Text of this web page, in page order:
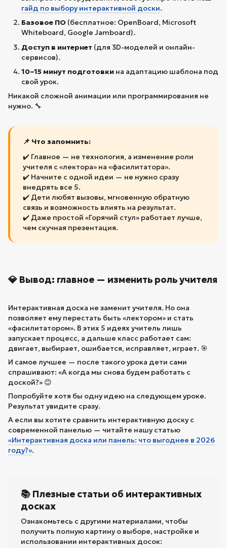
гайд по выбору интерактивной доски.
Базовое ПО (бесплатное: OpenBoard, Microsoft
Whiteboard, Google Jamboard).
Доступ в интернет (для 3D-моделей и онлайн-
сервисов).
10–15 минут подготовки на адаптацию шаблона под
свой урок.
Никакой сложной анимации или программирования не
нужно. 🔧
📌 Что запомнить:
✔️ Главное — не технология, а изменение роли
учителя с «лектора» на «фасилитатора».
✔️ Начните с одной идеи — не нужно сразу
внедрять все 5.
✔️ Дети любят вызовы, мгновенную обратную
связь и возможность влиять на результат.
✔️ Даже простой «Горячий стул» работает лучше,
чем скучная презентация.
💎 Вывод: главное — изменить роль учителя
Интерактивная доска не заменит учителя. Но она
позволяет ему перестать быть «лектором» и стать
«фасилитатором». В этих 5 идеях учитель лишь
запускает процесс, а дальше класс работает сам:
двигает, выбирает, ошибается, исправляет, играет. 🎯
И самое лучшее — после такого урока дети сами
спрашивают: «А когда мы снова будем работать с
доской?» 😊
Попробуйте хотя бы одну идею на следующем уроке.
Результат увидите сразу.
А если вы хотите сравнить интерактивную доску с
современной панелью — читайте нашу статью
«Интерактивная доска или панель: что выгоднее в 2026
году?».
📚 Плезные статьи об интерактивных
досках
Ознакомьтесь с другими материалами, чтобы
получить полную картину о выборе, настройке и
использовании интерактивных досок: